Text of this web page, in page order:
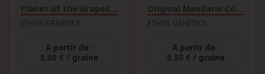
Planet of the Grapes Rbx...
ETHOS GENETICS
A partir de :
8,80 € / graine
Original Mandarin Cookies...
ETHOS GENETICS
A partir de :
8,80 € / graine